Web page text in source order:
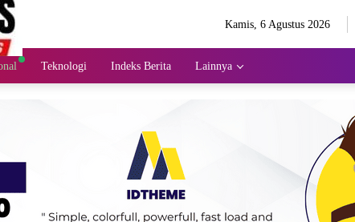
Kamis, 6 Agustus 2026
Teknologi Indeks Berita Lainnya